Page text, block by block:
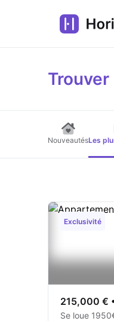
Trouver
NouveautésLes
Exclusivité
215,000 €
Se loue